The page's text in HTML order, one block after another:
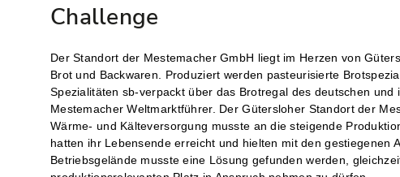
Challenge
Der Standort der Mestemacher GmbH liegt im Herzen von
Brot und Backwaren. Produziert werden pasteurisierte
Spezialitäten sb-verpackt über das Brotregal des deutschen
Mestemacher Weltmarktführer. Der Gütersloher Standort der
Wärme- und Kälteversorgung musste an die steigende
hatten ihr Lebensende erreicht und hielten mit den gestiegenen
Betriebsgelände musste eine Lösung gefunden werden,